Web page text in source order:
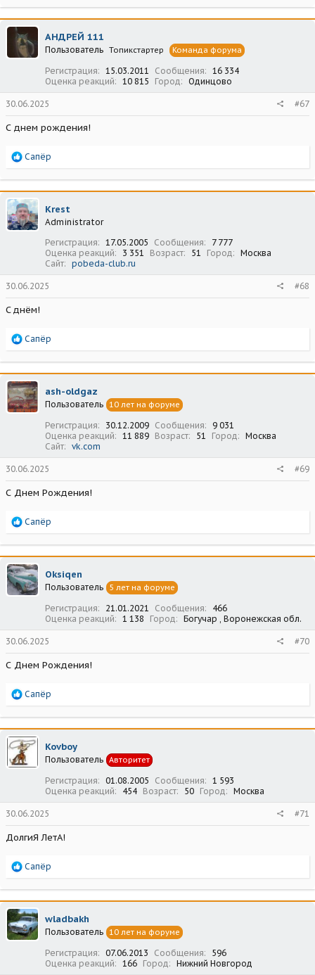
а
к
ц
и
и
АНДРЕЙ 111
Пользователь Топикстартер Команда форума
Регистрация 15.03.2011 Сообщения
16 334
Оценка реакций
10 815 Город Одинцово
30.06.2025 #67
С днем рождения!
Р
а
к
ц
и
и
Сапёр
Krest
Administrator
Регистрация
17.05.2005 Сообщения
7 777
Оценка реакций
3 351 Возраст 51 Город
Москва
Сайт
pobeda-club.ru
30.06.2025 #68
C днём!
Р
а
к
ц
и
и
Сапёр
ash-oldgaz
Пользователь 10 лет на форуме
Регистрация 30.12.2009 Сообщения
9 031
Оценка реакций
11 889 Возраст 51 Город
Москва
Сайт
vk.com
30.06.2025 #69
С Днем Рождения!
Р
а
к
ц
и
и
Сапёр
Oksiqen
Пользователь 5 лет на форуме
Регистрация 21.01.2021 Сообщения
466
Оценка реакций
1 138 Город Богучар , Воронежская обл.
30.06.2025 #70
С Днем Рождения!
Р
а
к
ц
и
и
Сапёр
Kovboy
Пользователь Авторитет
Регистрация 01.08.2005 Сообщения
1 593
Оценка реакций
454 Возраст 50 Город Москва
30.06.2025 #71
ДолгиЯ ЛетА!
Р
а
к
ц
и
и
Сапёр
wladbakh
Пользователь 10 лет на форуме
Регистрация 07.06.2013 Сообщения
596
Оценка реакций
166 Город Нижний Новгород